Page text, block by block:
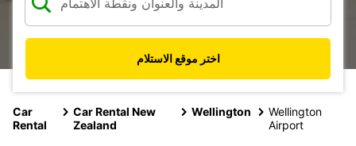
اختر موقع الاستلام
Car
Rental
Car Rental New
Zealand
Wellington
Wellington
Airport